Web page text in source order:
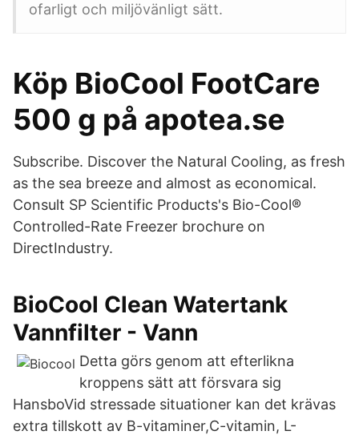
ofarligt och miljövänligt sätt.
Köp BioCool FootCare
500 g på apotea.se
Subscribe. Discover the Natural Cooling, as fresh
as the sea breeze and almost as economical.
Consult SP Scientific Products's Bio-Cool®
Controlled-Rate Freezer brochure on
DirectIndustry.
BioCool Clean Watertank
Vannfilter - Vann
Detta görs genom att efterlikna
kroppens sätt att försvara sig
HansboVid stressade situationer kan det krävas
extra tillskott av B-vitaminer,C-vitamin, L-